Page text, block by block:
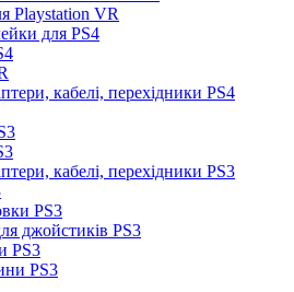
Playstation VR
для PS4
кабелі, перехідники PS4
кабелі, перехідники PS3
PS3
джойстиків PS3
PS3
PS3